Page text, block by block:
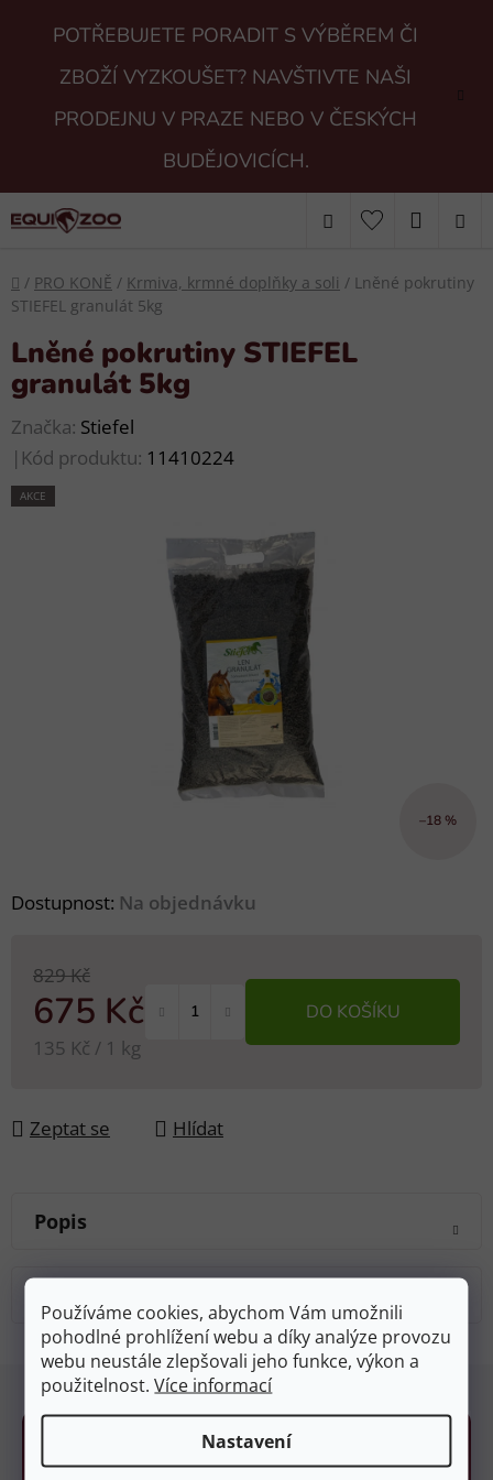
Používáme cookies, abychom Vám umožnili
pohodlné prohlížení webu a díky analýze provozu
webu neustále zlepšovali jeho funkce, výkon a
použitelnost.Více informací
Nastavení
POTŘEBUJETE PORADIT S VÝBĚREM ČI
ZBOŽÍ VYZKOUŠET? NAVŠTIVTE NAŠI
PRODEJNU V PRAZE NEBO V ČESKÝCH
BUDĚJOVICÍCH.
Hledat
KOŠÍK
Domů
/ PRO KONĚ / Krmiva, krmné doplňky a soli / Lněné pokrutiny
STIEFEL granulát 5kg
Dostupnost: Na objednávku
829 Kč
675 Kč
Měrná cena:
135 Kč / 1 kg
DO KOŠÍKU
Zeptat se Hlídat
Lněné pokrutiny STIEFEL
granulát 5kg
Značka: Stiefel
| Kód produktu: 11410224
AKCE
–18 %
Popis